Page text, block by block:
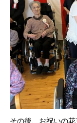
その後、お祝いの